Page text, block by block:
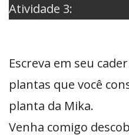
Atividade 3:
Escreva em seu
plantas que você
planta da Mika.
Venha comigo